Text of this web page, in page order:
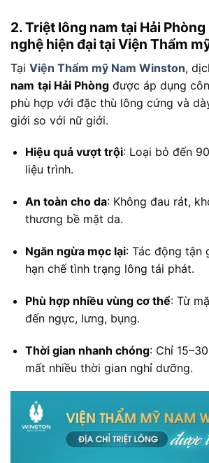
2. Triệt lông nam tại Hải
nghệ hiện đại tại Viện Thẩm
Tại Viện Thẩm mỹ Nam Winston,
nam tại Hải Phòng được áp dụng
phù hợp với đặc thù lông cứng và
giới so với nữ giới.
Hiệu quả vượt trội: Loại bỏ đến
liệu trình.
An toàn cho da: Không đau rát,
thương bề mặt da.
Ngăn ngừa mọc lại: Tác động tận
hạn chế tình trạng lông tái phát.
Phù hợp nhiều vùng cơ thể: Từ
đến ngực, lưng, bụng.
Thời gian nhanh chóng: Chỉ
mất nhiều thời gian nghỉ dưỡng.